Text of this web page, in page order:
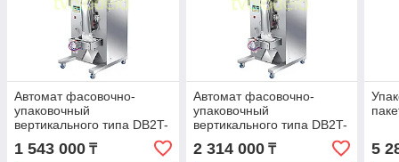
Автомат фасовочно-
упаковочный
вертикального типа DB2T-
1 543 000 ₸
Автомат фасовочно-
упаковочный
вертикального типа DB2T-
2 314 000₸ 5